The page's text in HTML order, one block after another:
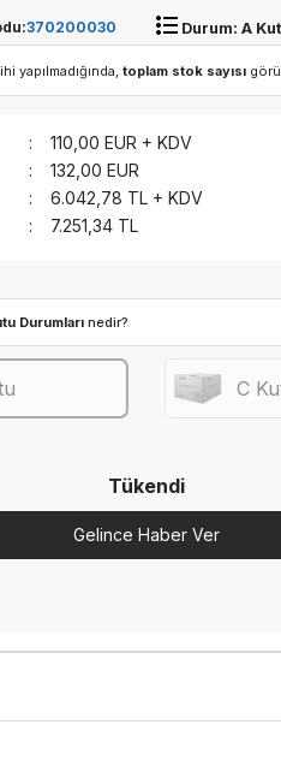
370200030 Durum: A
yapılmadığında, toplam stok sayısı
: 110,00 EUR + KDV
: 132,00 EUR
: 6.042,78 TL + KDV
: 7.251,34 TL
Durumları nedir?
C
Tükendi
Gelince Haber Ver